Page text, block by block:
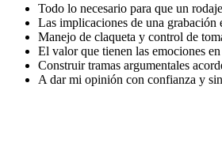
Todo lo necesario para que un
Las implicaciones de una grabación
Manejo de claqueta y control de
El valor que tienen las emociones
Construir tramas argumentales
A dar mi opinión con confianza y